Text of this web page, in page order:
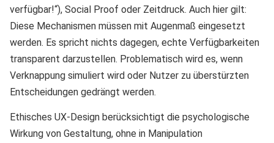
verfügbar!“), Social Proof oder Zeitdruck. Auch hier gilt:
Diese Mechanismen müssen mit Augenmaß eingesetzt
werden. Es spricht nichts dagegen, echte Verfügbarkeiten
transparent darzustellen. Problematisch wird es, wenn
Verknappung simuliert wird oder Nutzer zu überstürzten
Entscheidungen gedrängt werden.
Ethisches UX-Design berücksichtigt die psychologische
Wirkung von Gestaltung, ohne in Manipulation